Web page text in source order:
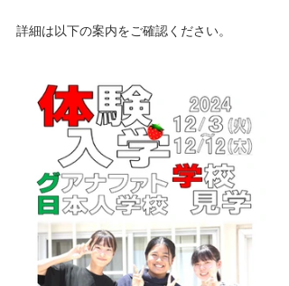
詳細は以下の案内をご確認ください。